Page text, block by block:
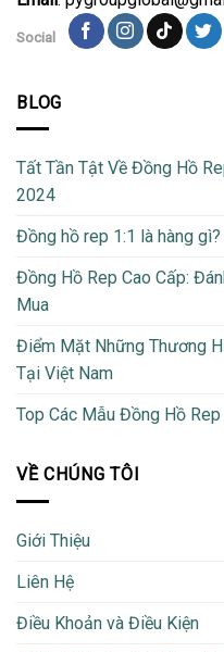
Social
BLOG
Tất Tần Tật Về Đồng Hồ
2024
Đồng hồ rep 1:1 là hàng
Đồng Hồ Rep Cao Cấp:
Mua
Điểm Mặt Những Thương
Tại Việt Nam
Top Các Mẫu Đồng Hồ
VỀ CHÚNG TÔI
Giới Thiệu
Liên Hệ
Điều Khoản và Điều Kiện